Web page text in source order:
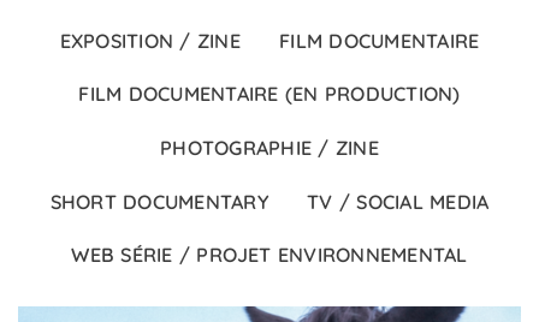
EXPOSITION / ZINE FILM DOCUMENTAIRE
FILM DOCUMENTAIRE (EN PRODUCTION)
PHOTOGRAPHIE / ZINE
SHORT DOCUMENTARY TV / SOCIAL MEDIA
WEB SÉRIE / PROJET ENVIRONNEMENTAL